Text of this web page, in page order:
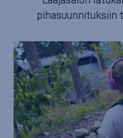
pihasuunnituksiin